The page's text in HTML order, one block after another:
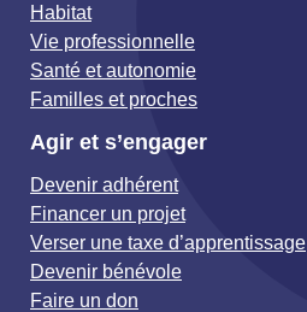
Habitat
Vie professionnelle
Santé et autonomie
Familles et proches
Agir et s’engager
Devenir adhérent
Financer un projet
Verser une taxe d’apprentissage
Devenir bénévole
Faire un don